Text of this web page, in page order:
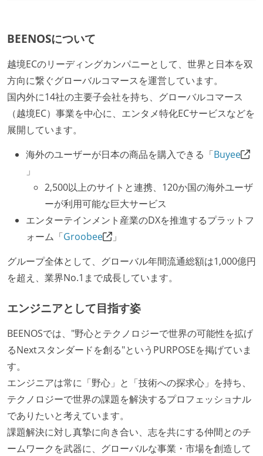
BEENOSについて
越境ECのリーディングカンパニーとして、世界と日本を双
方向に繋ぐグローバルコマースを運営しています。
国内外に14社の主要子会社を持ち、グローバルコマース
（越境EC）事業を中心に、エンタメ特化ECサービスなどを
展開しています。
海外のユーザーが日本の商品を購入できる「Buyee
」
2,500以上のサイトと連携、120か国の海外ユーザ
ーが利用可能な巨大サービス
エンターテインメント産業のDXを推進するプラットフ
ォーム「Groobee
」
グループ全体として、グローバル年間流通総額は1,000億円
を超え、業界No.1まで成長しています。
エンジニアとして目指す姿
BEENOSでは、"野心とテクノロジーで世界の可能性を拡げ
るNextスタンダードを創る"というPURPOSEを掲げていま
す。
エンジニアは常に「野心」と「技術への探求心」を持ち、
テクノロジーで世界の課題を解決するプロフェッショナル
でありたいと考えています。
課題解決に対し真摯に向き合い、志を共にする仲間とのチ
ームワークを武器に、グローバルな事業・市場を創造して